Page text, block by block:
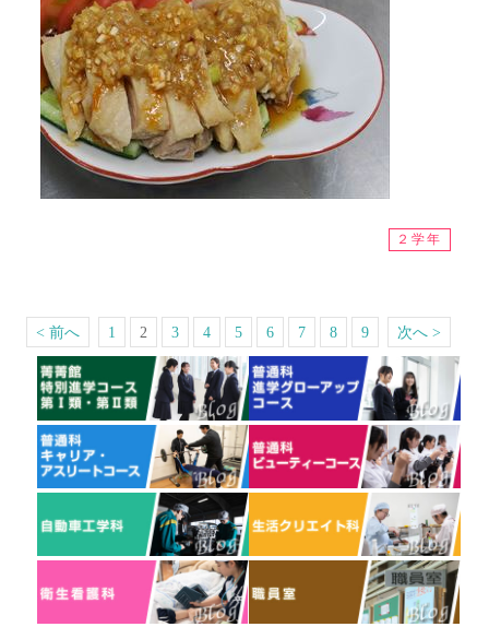
２学年
< 前へ 1 2 3 4 5 6 7 8 9 次へ >